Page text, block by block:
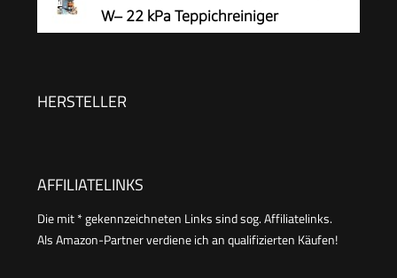
W– 22 kPa Teppichreiniger
HERSTELLER
AFFILIATELINKS
Die mit * gekennzeichneten Links sind sog. Affiliatelinks.
Als Amazon-Partner verdiene ich an qualifizierten Käufen!